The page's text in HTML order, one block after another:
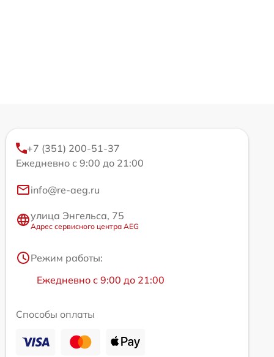
+7 (351) 200-51-37
Ежедневно с 9:00 до 21:00
info@re-aeg.ru
улица Энгельса, 75
Адрес сервисного центра AEG
Режим работы:
Ежедневно с 9:00 до 21:00
Способы оплаты